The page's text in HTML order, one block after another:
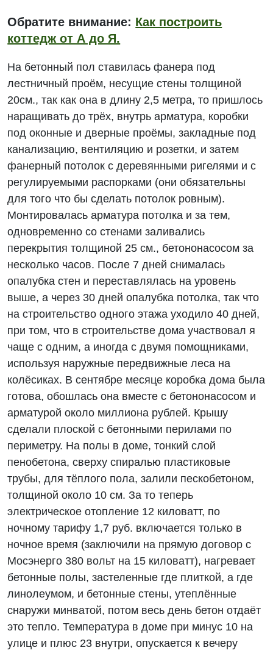
Обратите внимание: Как построить
коттедж от А до Я.
На бетонный пол ставилась фанера под
лестничный проём, несущие стены толщиной
20см., так как она в длину 2,5 метра, то пришлось
наращивать до трёх, внутрь арматура, коробки
под оконные и дверные проёмы, закладные под
канализацию, вентиляцию и розетки, и затем
фанерный потолок с деревянными ригелями и с
регулируемыми распорками (они обязательны
для того что бы сделать потолок ровным).
Монтировалась арматура потолка и за тем,
одновременно со стенами заливались
перекрытия толщиной 25 см., бетононасосом за
несколько часов. После 7 дней снималась
опалубка стен и переставлялась на уровень
выше, а через 30 дней опалубка потолка, так что
на строительство одного этажа уходило 40 дней,
при том, что в строительстве дома участвовал я
чаще с одним, а иногда с двумя помощниками,
используя наружные передвижные леса на
колёсиках. В сентябре месяце коробка дома была
готова, обошлась она вместе с бетононасосом и
арматурой около миллиона рублей. Крышу
сделали плоской с бетонными перилами по
периметру. На полы в доме, тонкий слой
пенобетона, сверху спиралью пластиковые
трубы, для тёплого пола, залили пескобетоном,
толщиной около 10 см. За то теперь
электрическое отопление 12 киловатт, по
ночному тарифу 1,7 руб. включается только в
ночное время (заключили на прямую договор с
Мосэнерго 380 вольт на 15 киловатт), нагревает
бетонные полы, застеленные где плиткой, а где
линолеумом, и бетонные стены, утеплённые
снаружи минватой, потом весь день бетон отдаёт
это тепло. Температура в доме при минус 10 на
улице и плюс 23 внутри, опускается к вечеру